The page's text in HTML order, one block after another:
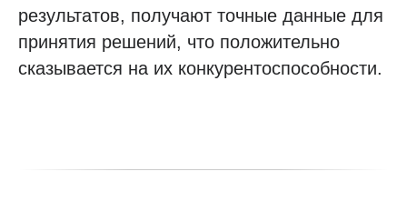
результатов, получают точные данные для
принятия решений, что положительно
сказывается на их конкурентоспособности.